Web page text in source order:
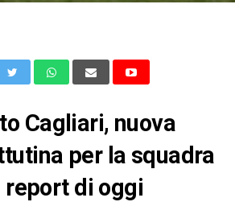
Cagliari, nuova
per la squadra
report di oggi